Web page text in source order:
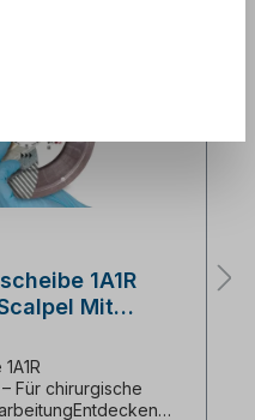
1A1R
Mit
Für chirurgische